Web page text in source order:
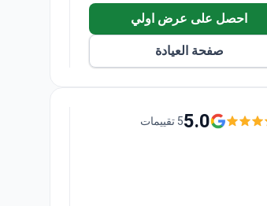
احصل على عرض اولي
صفحة العيادة
5.05 تقييمات